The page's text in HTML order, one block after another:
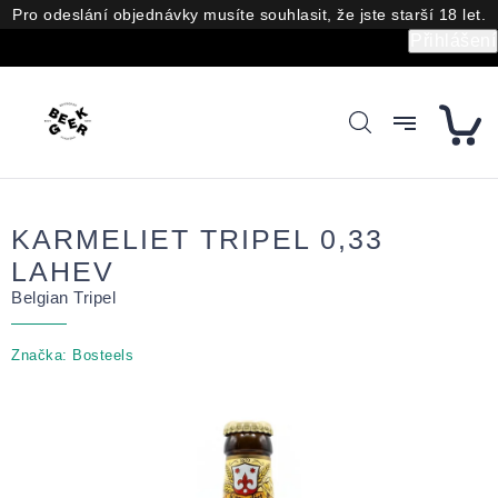
Přejít
na
Pro odeslání objednávky musíte souhlasit, že jste starší 18 let.
KARMELIET TRIPEL 0,33
LAHEV
Belgian Tripel
Značka: Bosteels